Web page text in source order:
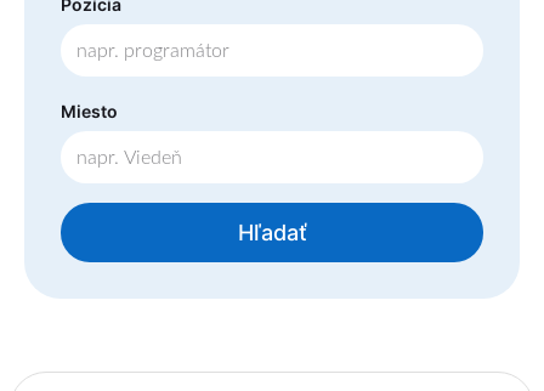
Pozícia
Miesto
Hľadať